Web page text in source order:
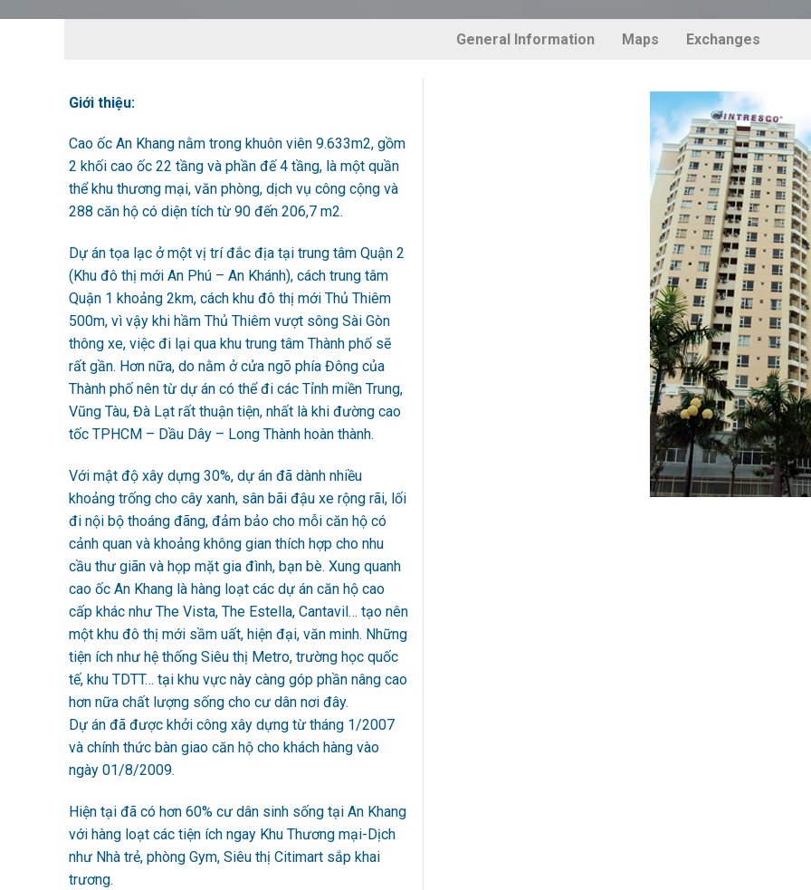
General Information Maps Exchanges
Giới thiệu:
Cao ốc An Khang nằm trong khuôn viên 9.633m2, gồm
2 khối cao ốc 22 tầng và phần đế 4 tầng, là một quần
thể khu thương mại, văn phòng, dịch vụ công cộng và
288 căn hộ có diện tích từ 90 đến 206,7 m2.
Dự án tọa lạc ở một vị trí đắc địa tại trung tâm Quận 2
(Khu đô thị mới An Phú – An Khánh), cách trung tâm
Quận 1 khoảng 2km, cách khu đô thị mới Thủ Thiêm
500m, vì vậy khi hầm Thủ Thiêm vượt sông Sài Gòn
thông xe, việc đi lại qua khu trung tâm Thành phố sẽ
rất gần. Hơn nữa, do nằm ở cửa ngõ phía Đông của
Thành phố nên từ dự án có thể đi các Tỉnh miền Trung,
Vũng Tàu, Đà Lạt rất thuận tiện, nhất là khi đường cao
tốc TPHCM – Dầu Dây – Long Thành hoàn thành.
Với mật độ xây dựng 30%, dự án đã dành nhiều
khoảng trống cho cây xanh, sân bãi đậu xe rộng rãi, lối
đi nội bộ thoáng đãng, đảm bảo cho mỗi căn hộ có
cảnh quan và khoảng không gian thích hợp cho nhu
cầu thư giãn và họp mặt gia đình, bạn bè. Xung quanh
cao ốc An Khang là hàng loạt các dự án căn hộ cao
cấp khác như The Vista, The Estella, Cantavil… tạo nên
một khu đô thị mới sầm uất, hiện đại, văn minh. Những
tiện ích như hệ thống Siêu thị Metro, trường học quốc
tế, khu TDTT… tại khu vực này càng góp phần nâng cao
hơn nữa chất lượng sống cho cư dân nơi đây.
Dự án đã được khởi công xây dựng từ tháng 1/2007
và chính thức bàn giao căn hộ cho khách hàng vào
ngày 01/8/2009.
Hiện tại đã có hơn 60% cư dân sinh sống tại An Khang
với hàng loạt các tiện ích ngay Khu Thương mại-Dịch
như Nhà trẻ, phòng Gym, Siêu thị Citimart sắp khai
trương.